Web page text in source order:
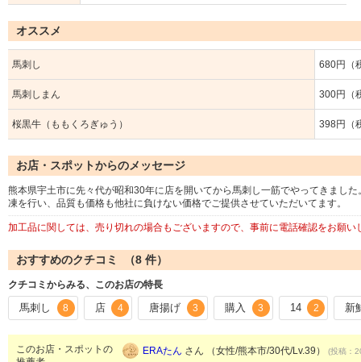
オススメ
馬刺し 680円（
馬刺しまん 300円（
桜黒牛（ももくろぎゅう） 398円（
お店・スポットからのメッセージ
熊本県宇土市に先々代が昭和30年に店を開いてから馬刺し一筋でやってきまし
凍を行い、品質も価格も他社に負けない価格でご提供させていただいてます。
加工品に関しては、売り切れの場合もございますので、事前に電話確認をお願い
おすすめのクチコミ （8 件）
クチコミからみる、このお店の特長
馬刺し 8 店 4 唐揚げ 3 購入 3 14 2 新
このお店・スポットの
ERAたん さん （女性/熊本市/30代/Lv.39） (投稿：